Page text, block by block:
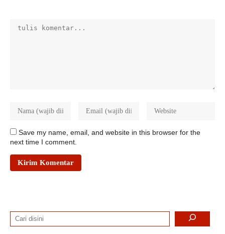
Save my name, email, and website in this browser for the
next time I comment.
Search